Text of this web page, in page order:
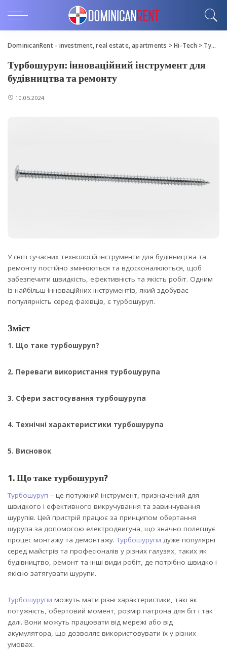
DominicanRent - investment, real estate, apartments >Hi-Tech > Турбошуруп: iнноваційний інструмент для будівництва та ремонту
Турбошуруп: iнноваційний інструмент для
будівництва та ремонту
10.05.2024
У світі сучасних технологій інструменти для будівництва та
ремонту постійно змінюються та вдосконалюються, щоб
забезпечити швидкість, ефективність та якість робіт. Одним
із найбільш інноваційних інструментів, який здобуває
популярність серед фахівців, є турбошуруп.
Зміст
1. Що таке турбошуруп?
2. Переваги використання турбошурупа
3. Сфери застосування турбошурупа
4. Технічні характеристики турбошурупа
5. Висновок
1. Що таке турбошуруп?
Турбошуруп – це потужний інструмент, призначений для
швидкого і ефективного викручування та завинчування
шурупів. Цей пристрій працює за принципом обертання
шурупа за допомогою електродвигуна, що значно полегшує
процес монтажу та демонтажу. Турбошурупи дуже популярні
серед майстрів та професіоналів у різних галузях, таких як
будівництво, ремонт та інші види робіт, де потрібно швидко і
якісно затягувати шурупи.
Турбошурупи можуть мати різні характеристики, такі як
потужність, обертовий момент, розмір патрона для біт і так
далі. Вони можуть працювати від мережі або від
акумулятора, що дозволяє використовувати їх у різних
умовах.